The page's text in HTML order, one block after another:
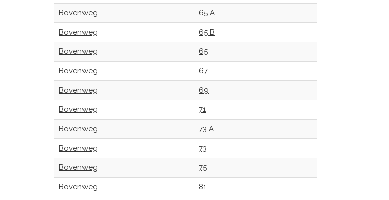
Bovenweg 65 A
Bovenweg 65 B
Bovenweg 65
Bovenweg 67
Bovenweg 69
Bovenweg 71
Bovenweg 73 A
Bovenweg 73
Bovenweg 75
Bovenweg 81